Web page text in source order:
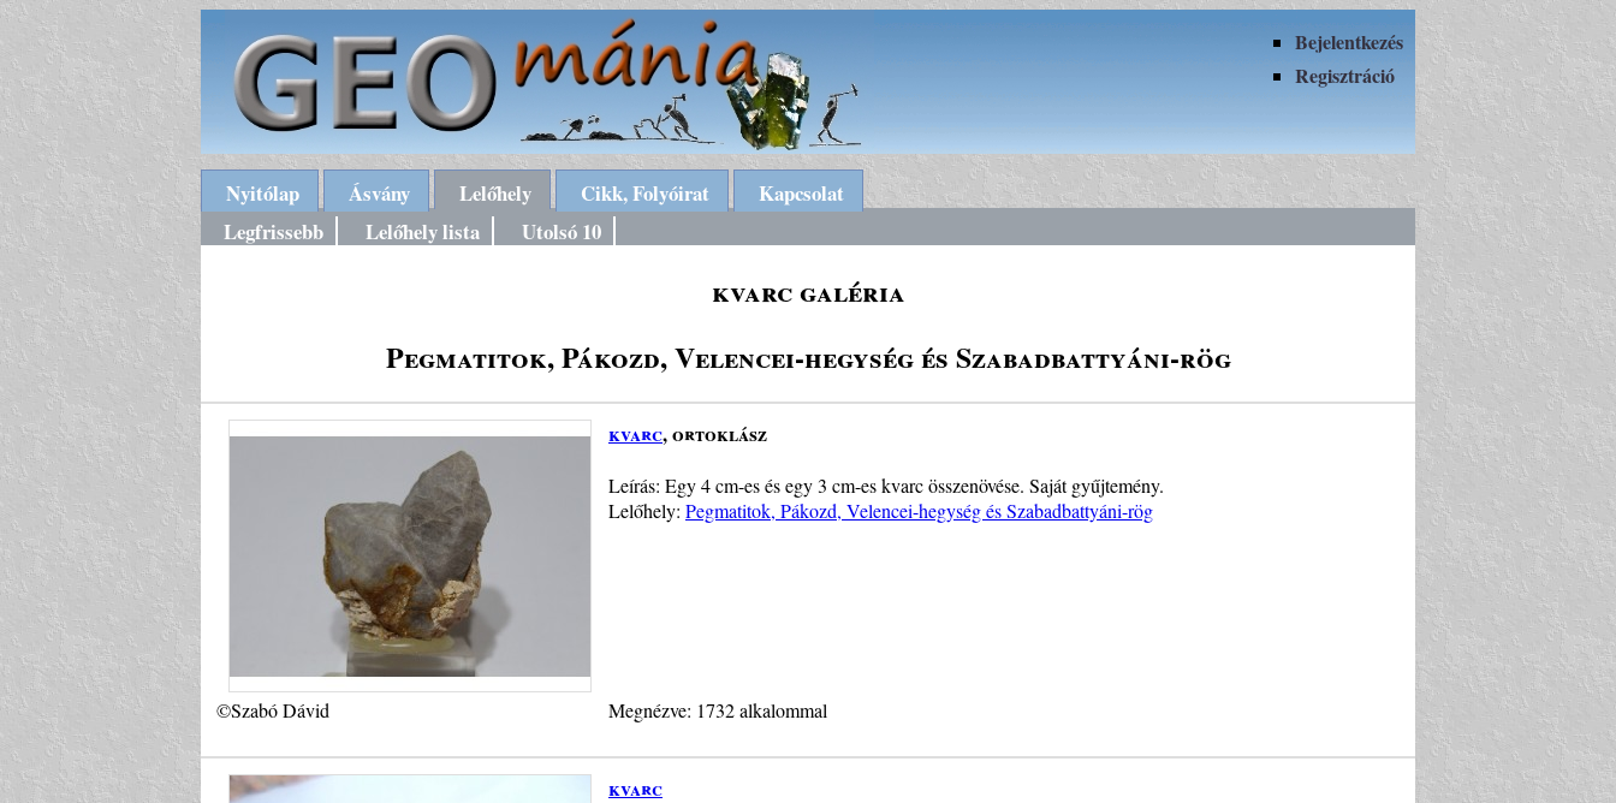
Bejelentkezés
Regisztráció
Nyitólap Ásvány Lelőhely Cikk, Folyóirat
Kapcsolat
Legfrissebb
Lelőhely lista Utolsó 10
kvarc galéria
Pegmatitok, Pákozd, Velencei-hegység és Szabadbattyáni-rög
kvarc, ortoklász
Leírás: Egy 4 cm-es és egy 3 cm-es kvarc összenövése. Saját gyűjtemény.
Lelőhely: Pegmatitok, Pákozd, Velencei-hegység és Szabadbattyáni-rög
©Szabó Dávid Megnézve: 1732 alkalommal
kvarc